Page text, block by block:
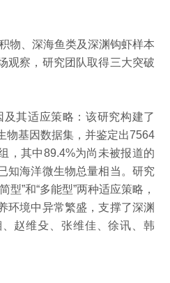
物、深海鱼类及深渊钩虾样本
观察，研究团队取得三大突破
其适应策略：该研究构建了
物基因数据集，并鉴定出7564
，其中89.4%为尚未被报道的
知海洋微生物总量相当。研究
型”和“多能型”两种适应策略，
环境中异常繁盛，支撑了深渊
赵维殳、张维佳、徐讯、韩